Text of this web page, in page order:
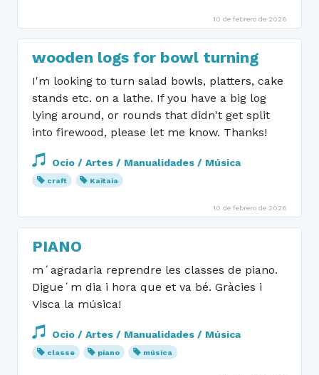
10 de febrero de 2026
wooden logs for bowl turning
I'm looking to turn salad bowls, platters, cake
stands etc. on a lathe. If you have a big log
lying around, or rounds that didn't get split
into firewood, please let me know. Thanks!
Ocio / Artes / Manualidades / Música
craft Kaitaia
10 de febrero de 2026
PIANO
m´agradaria reprendre les classes de piano.
Digue´m dia i hora que et va bé. Gràcies i
Visca la música!
Ocio / Artes / Manualidades / Música
classe piano música